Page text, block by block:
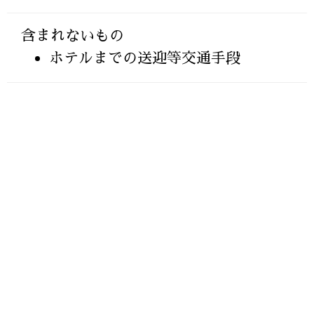
含まれないもの
ホテルまでの送迎等交通手段